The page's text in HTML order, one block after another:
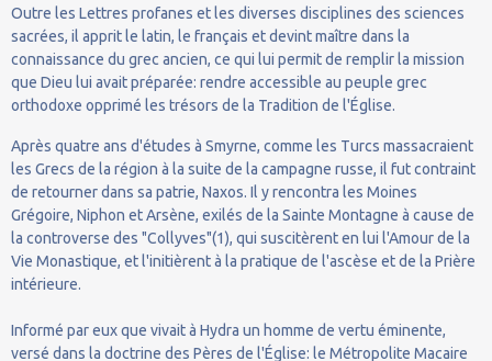
Outre les Lettres profanes et les diverses disciplines des sciences
sacrées, il apprit le latin, le français et devint maître dans la
connaissance du grec ancien, ce qui lui permit de remplir la mission
que Dieu lui avait préparée: rendre accessible au peuple grec
orthodoxe opprimé les trésors de la Tradition de l'Église.
Après quatre ans d'études à Smyrne, comme les Turcs massacraient
les Grecs de la région à la suite de la campagne russe, il fut contraint
de retourner dans sa patrie, Naxos. Il y rencontra les Moines
Grégoire, Niphon et Arsène, exilés de la Sainte Montagne à cause de
la controverse des "Collyves"(1), qui suscitèrent en lui l'Amour de la
Vie Monastique, et l'initièrent à la pratique de l'ascèse et de la Prière
intérieure.
Informé par eux que vivait à Hydra un homme de vertu éminente,
versé dans la doctrine des Pères de l'Église: le Métropolite Macaire